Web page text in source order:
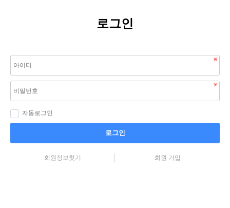
로그인
자동로그인
로그인
회원정보찾기 회원 가입